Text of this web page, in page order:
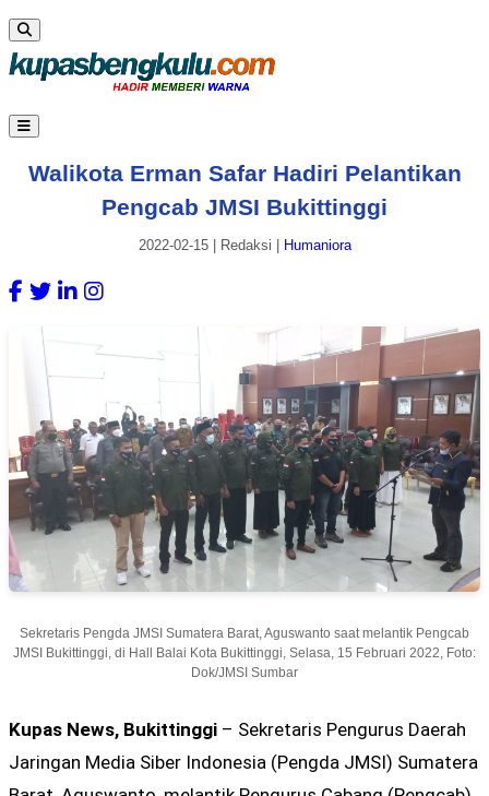
Walikota Erman Safar Hadiri Pelantikan
Pengcab JMSI Bukittinggi
2022-02-15| Redaksi Humaniora
Sekretaris Pengda JMSI Sumatera Barat, Aguswanto saat melantik Pengcab
JMSI Bukittinggi, di Hall Balai Kota Bukittinggi, Selasa, 15 Februari 2022, Foto:
Dok/JMSI Sumbar
Kupas News, Bukittinggi – Sekretaris Pengurus Daerah
Jaringan Media Siber Indonesia (Pengda JMSI) Sumatera